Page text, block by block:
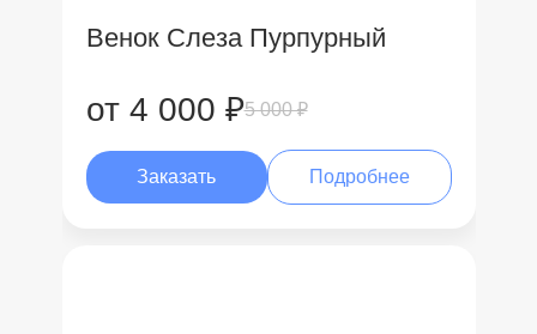
Венок Слеза Пурпурный
от 4 000 ₽5 000 ₽
Заказать Подробнее